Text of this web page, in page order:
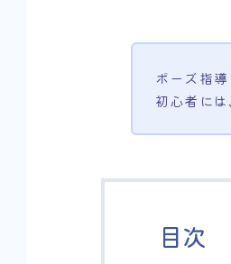
ポーズ指
初心者に
目次